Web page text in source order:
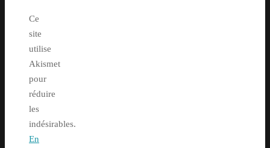
Ce
site
utilise
Akismet
pour
réduire
les
indésirables.
En